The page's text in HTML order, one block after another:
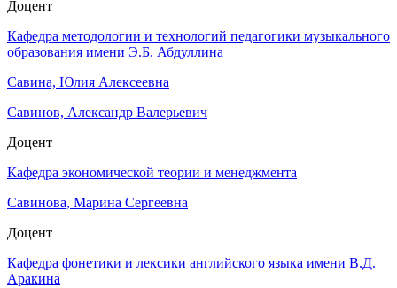
Доцент
Кафедра методологии и технологий педагогики музыкального
образования имени Э.Б. Абдуллина
Савина, Юлия Алексеевна
Савинов, Александр Валерьевич
Доцент
Кафедра экономической теории и менеджмента
Савинова, Марина Сергеевна
Доцент
Кафедра фонетики и лексики английского языка имени В.Д.
Аракина